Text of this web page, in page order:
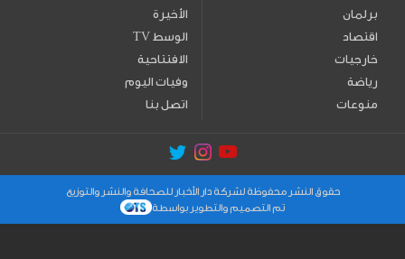
برلمان
اقتصاد
خارجيات
رياضة
منوعات
الأخيرة
TV الوسط
الافتتاحية
وفيات اليوم
اتصل بنا
حقوق النشر محفوظة لشركة دار الأخبار للصحافة والنشر والتوزيع
تم التصميم والتطوير بواسطة